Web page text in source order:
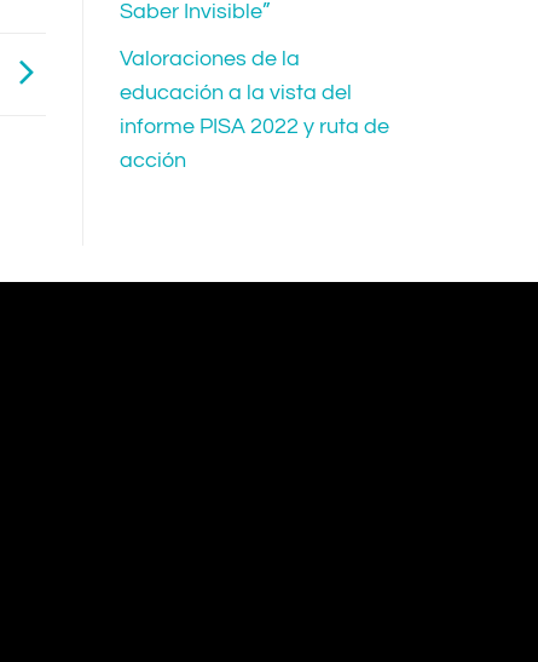
Saber Invisible”
Valoraciones de la
educación a la vista del
informe PISA 2022 y ruta de
acción